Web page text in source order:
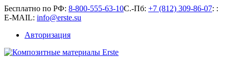
Бесплатно по РФ: 8-800-555-63-10С.-Пб: +7 (812) 309-86-07: :
E-MAIL: info@erste.su
Авторизация